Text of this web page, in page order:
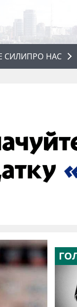
СИЛИПРО НАС
ПРО НАС